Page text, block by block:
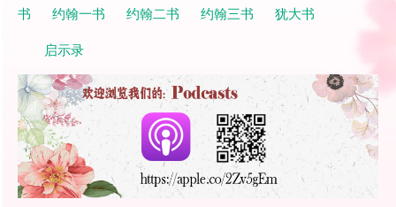
书
约翰一书 约翰二书 约翰三书
犹大书
启示录